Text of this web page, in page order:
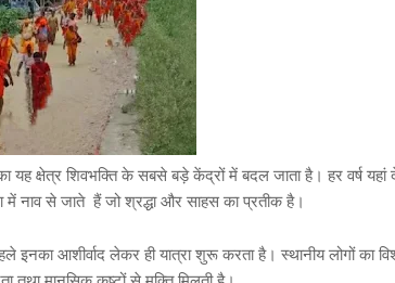
यह क्षेत्र शिवभक्ति के सबसे बड़े केंद्रों में बदल जाता है। हर वर्ष
नाव से जाते हैं जो श्रद्धा और साहस का प्रतीक है।
आशीर्वाद लेकर ही यात्रा शुरू करता है। स्थानीय लोगों का